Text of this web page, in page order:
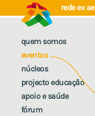
rede ex
quem somos
eventos
núcleos
projecto educação
apoio e saúde
fórum